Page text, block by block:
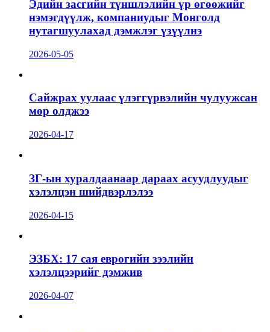
Эдийн засгийн түншлэлийн үр өгөөжийг
нэмэгдүүлж, компаниудыг Монголд
нутагшуулахад дэмжлэг үзүүлнэ
2026-05-05
Сайжрах уулаас үлэггүрвэлийн чулуужсан
мөр олджээ
2026-04-17
ЗГ-ын хуралдаанаар дараах асуудлуудыг
хэлэлцэн шийдвэрлэлээ
2026-04-15
ЭЗБХ: 17 сая еврогийн зээлийн
хэлэлцээрийг дэмжив
2026-04-07